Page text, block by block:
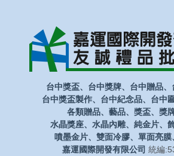
台中獎盃、台中獎牌、台中贈品
台中獎盃製作、台中紀念品、台中
各類贈品、藝品、獎盃、獎
水晶獎座、水晶內雕、純金片、
噴墨金片、雙面冷膠、單面亮
嘉運國際開發有限公司 統編